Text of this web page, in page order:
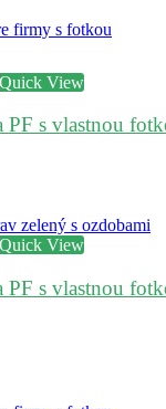
Quick View
PF s vlastnou
Quick View
PF s vlastnou